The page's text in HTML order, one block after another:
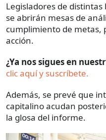
Legisladores de
se abrirán mesas de
cumplimiento de metas,
acción.
¿Ya nos sigues en
clic aquí y suscríbete.
Además, se prevé que
capitalino acudan
la glosa del informe.